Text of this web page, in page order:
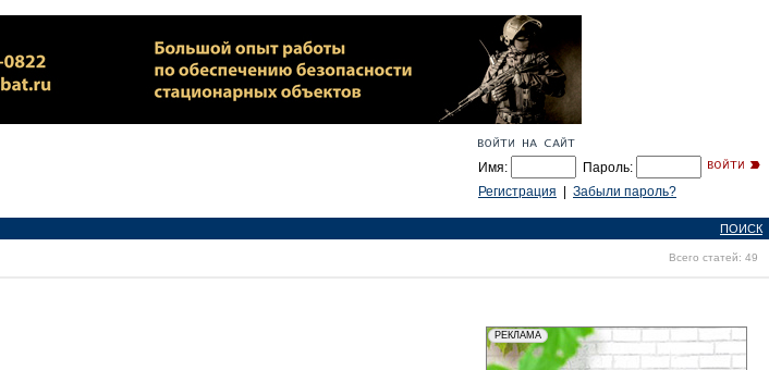
Имя:
Пароль:
Регистрация
Забыли пароль?
ПОИСК
Всего статей: 49